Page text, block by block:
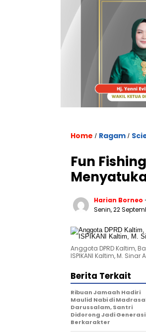
Home / Ragam /
Fun
Harian Borneo
Senin, 22
Anggota DPRD Kaltim,
ISPIKANI Kaltim, M.
Berita Terkait
Ribuan Jamaah Hadiri
Maulid Nabi di
Darussalam, Santri
Didorong Jadi Generasi
Berkarakter